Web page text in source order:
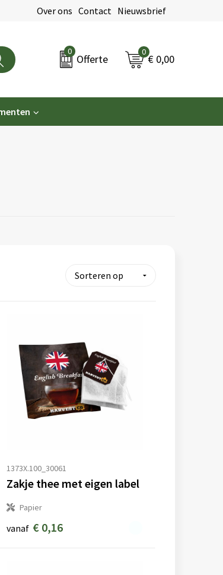
Over ons Contact Nieuwsbrief
0
Offerte
0
€ 0,00
1373X.100_30061
Zakje thee met eigen label
Papier
vanaf € 0,16